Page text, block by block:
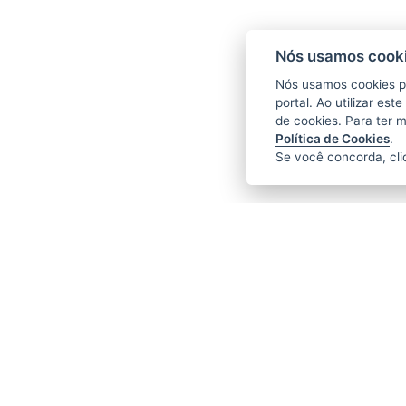
Nós usamos
Nós usamos cookies
portal. Ao utilizar
de cookies. Para ter
Política de Cookies.
Se você concorda,